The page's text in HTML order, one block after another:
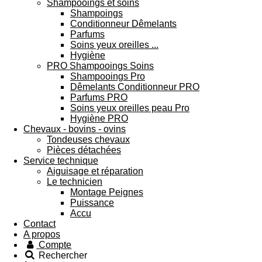
Shampooings et soins
Shampoings
Conditionneur Dêmelants
Parfums
Soins yeux oreilles ...
Hygiène
PRO Shampooings Soins
Shampooings Pro
Dêmelants Conditionneur PRO
Parfums PRO
Soins yeux oreilles peau Pro
Hygiène PRO
Chevaux - bovins - ovins
Tondeuses chevaux
Pièces détachées
Service technique
Aiguisage et réparation
Le technicien
Montage Peignes
Puissance
Accu
Contact
A propos
Compte
Rechercher